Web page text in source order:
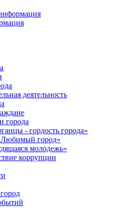
деятельность
города
- гордость города»
город»
молодежь»
коррупции